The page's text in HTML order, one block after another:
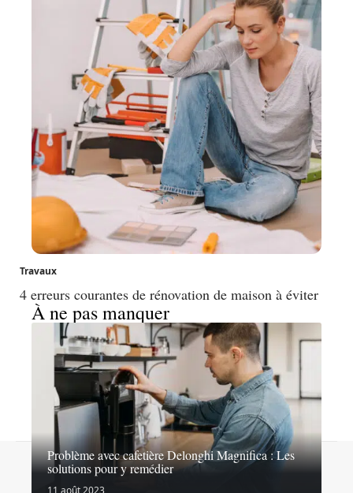
Travaux
4 erreurs courantes de rénovation de maison à éviter
À ne pas manquer
Problème avec cafetière Delonghi Magnifica : Les
solutions pour y remédier
© 2026 | lesexpertsdubricolage.com
Contact Mentions légales Sitemap